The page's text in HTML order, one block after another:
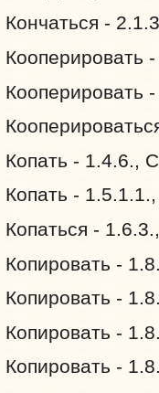
Кончаться -
Кооперировать
Кооперировать
Копать - 1.4.6.,
Копать -
Копаться -
Копировать -
Копировать -
Копировать -
Копировать -